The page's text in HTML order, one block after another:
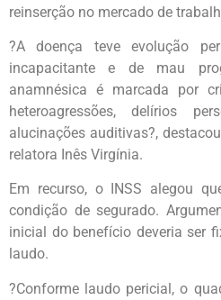
reinserção no mercado de
?A doença teve evolução
incapacitante e de mau
anamnésica é marcada por
heteroagressões, delírios
alucinações auditivas?,
relatora Inês Virgínia.
Em recurso, o INSS alegou
condição de segurado.
inicial do benefício deveria ser
laudo.
?Conforme laudo pericial, o